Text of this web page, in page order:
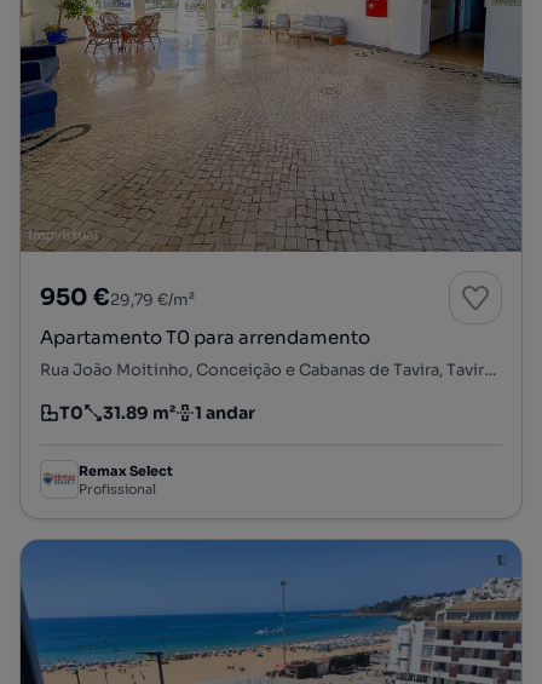
950 €29,79 €/m²
Apartamento T0 para arrendamento
Rua João Moitinho, Conceição e Cabanas de Tavira, Tavira, Faro
Tipologia
T0
Preço por metro quadrado
31.89 m²
Andar 1 andar
Remax Select
Profissional